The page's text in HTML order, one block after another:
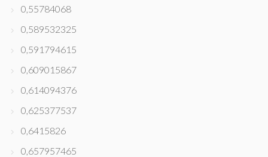
0,55784068
0,589532325
0,591794615
0,609015867
0,614094376
0,625377537
0,6415826
0,657957465